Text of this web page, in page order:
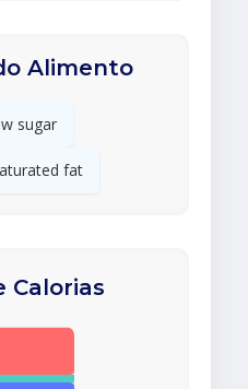
Alimento
sugar
fat
Calorias